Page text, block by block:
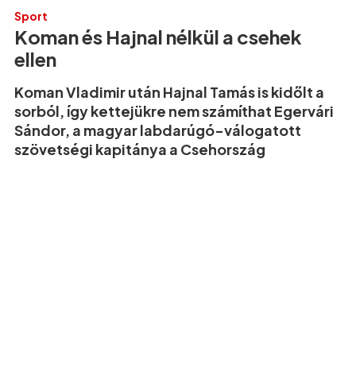
Sport
Koman és Hajnal nélkül a csehek
ellen
Koman Vladimir után Hajnal Tamás is kidőlt a
sorból, így kettejükre nem számíthat Egervári
Sándor, a magyar labdarúgó-válogatott
szövetségi kapitánya a Csehország